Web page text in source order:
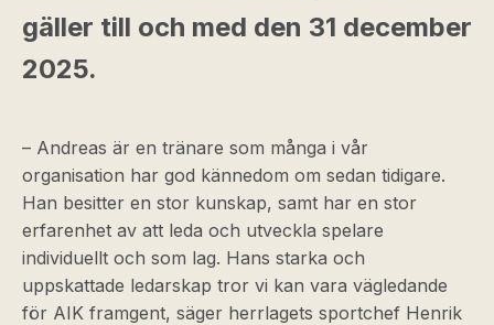
gäller till och med den 31 december
2025.
– Andreas är en tränare som många i vår
organisation har god kännedom om sedan tidigare.
Han besitter en stor kunskap, samt har en stor
erfarenhet av att leda och utveckla spelare
individuellt och som lag. Hans starka och
uppskattade ledarskap tror vi kan vara vägledande
för AIK framgent, säger herrlagets sportchef Henrik